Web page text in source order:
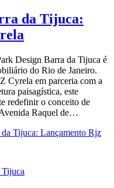
da Tijuca:
Design Barra da Tijuca é
do Rio de Janeiro.
Cyrela em parceria com a
paisagística, este
redefinir o conceito de
Raquel de…
Tijuca: Lançamento Rjz